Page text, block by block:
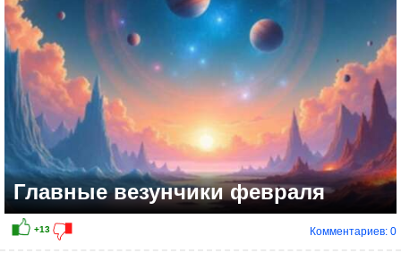
Главные везунчики февраля
Комментариев: 0